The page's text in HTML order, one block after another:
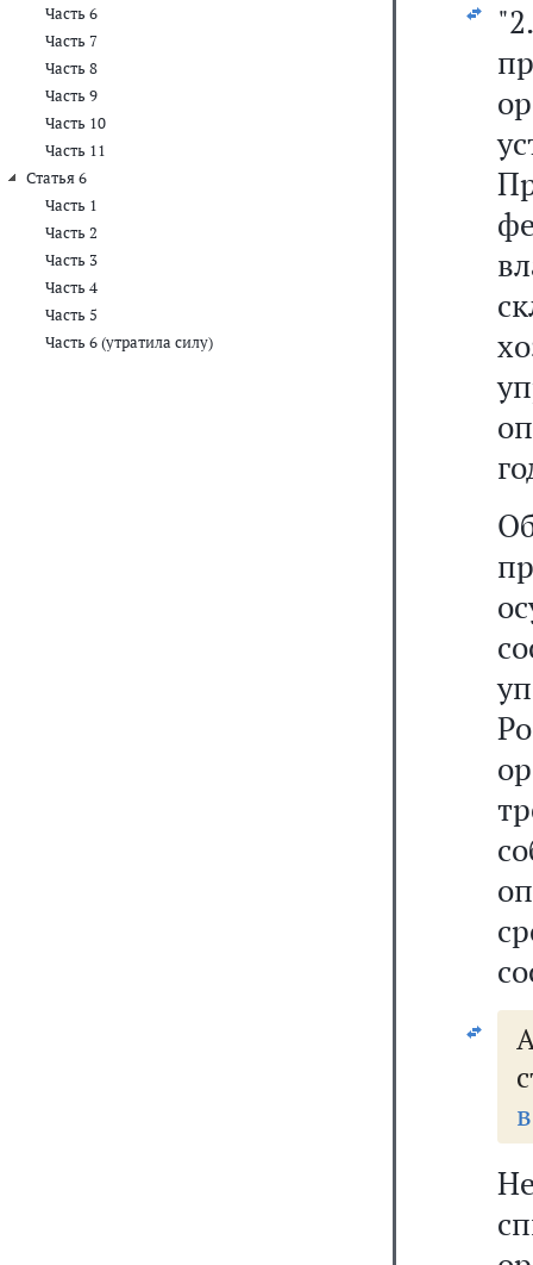
Часть 6
Часть 7
Часть 8
Часть 9
Часть 10
Часть 11
Статья 6
Часть 1
Часть 2
Часть 3
Часть 4
Часть 5
Часть 6 (утратила силу)